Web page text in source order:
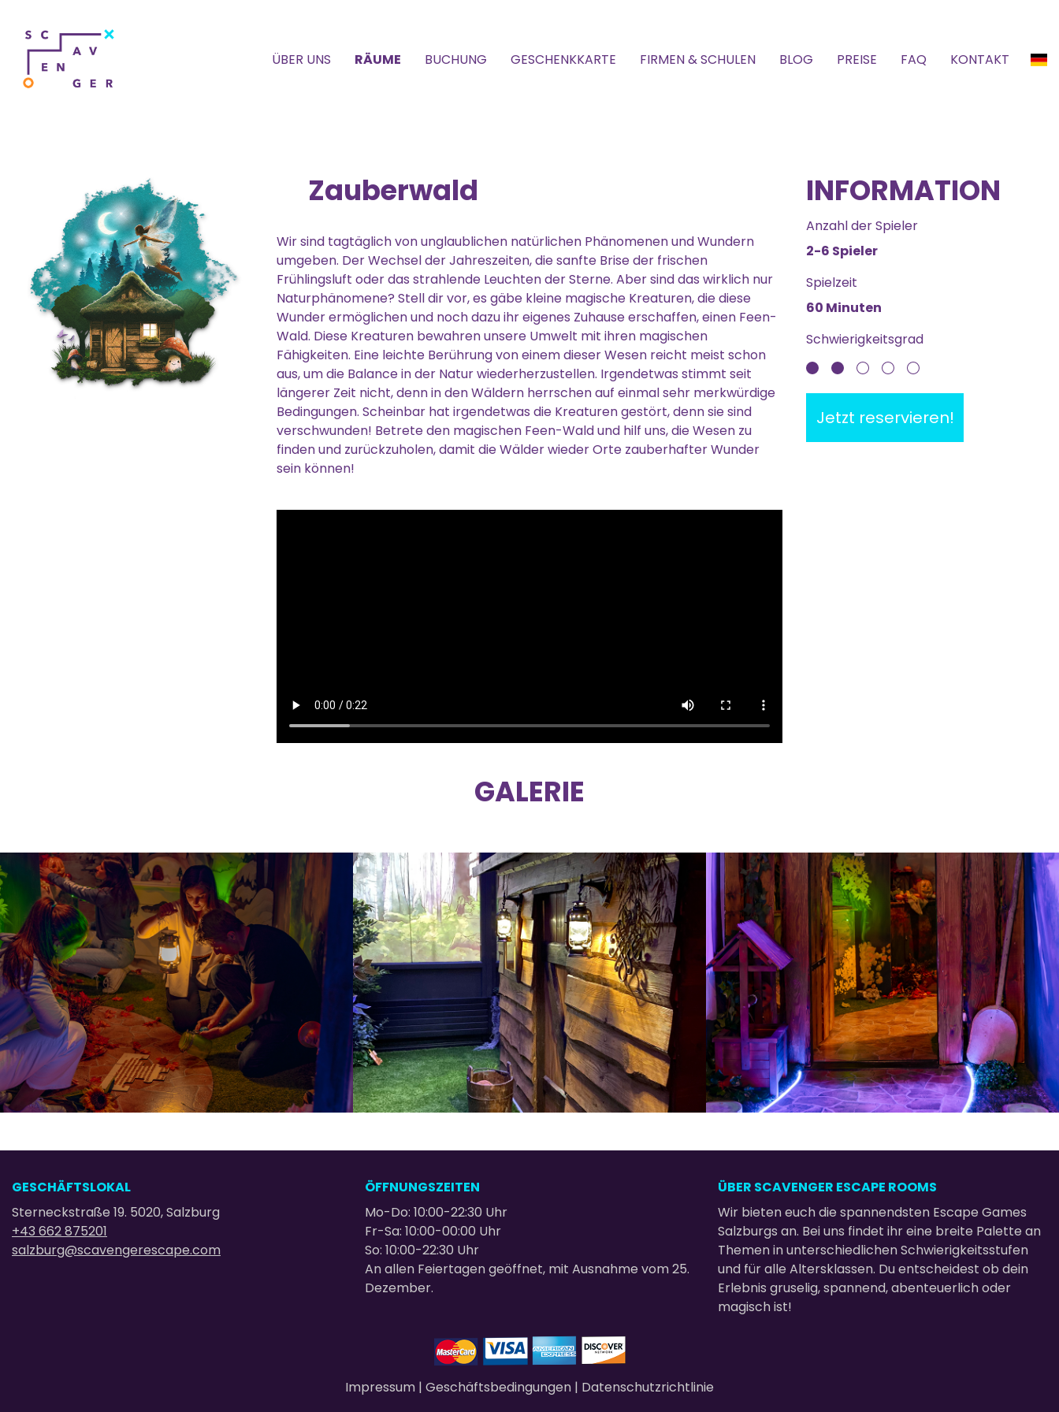
ÜBER UNS RÄUME BUCHUNG GESCHENKKARTE FIRMEN & SCHULEN BLOG PREISE FAQ KONTAKT
Zauberwald
Wir sind tagtäglich von unglaublichen natürlichen Phänomenen und Wundern
umgeben. Der Wechsel der Jahreszeiten, die sanfte Brise der frischen
Frühlingsluft oder das strahlende Leuchten der Sterne. Aber sind das wirklich nur
Naturphänomene? Stell dir vor, es gäbe kleine magische Kreaturen, die diese
Wunder ermöglichen und noch dazu ihr eigenes Zuhause erschaffen, einen Feen-
Wald. Diese Kreaturen bewahren unsere Umwelt mit ihren magischen
Fähigkeiten. Eine leichte Berührung von einem dieser Wesen reicht meist schon
aus, um die Balance in der Natur wiederherzustellen. Irgendetwas stimmt seit
längerer Zeit nicht, denn in den Wäldern herrschen auf einmal sehr merkwürdige
Bedingungen. Scheinbar hat irgendetwas die Kreaturen gestört, denn sie sind
verschwunden! Betrete den magischen Feen-Wald und hilf uns, die Wesen zu
finden und zurückzuholen, damit die Wälder wieder Orte zauberhafter Wunder
sein können!
INFORMATION
Anzahl der Spieler
2-6 Spieler
Spielzeit
60 Minuten
Schwierigkeitsgrad
Jetzt reservieren!
GALERIE
GESCHÄFTSLOKAL
Sterneckstraße 19. 5020, Salzburg
+43 662 875201
salzburg@scavengerescape.com
ÖFFNUNGSZEITEN
Mo-Do: 10:00-22:30 Uhr
Fr-Sa: 10:00-00:00 Uhr
So: 10:00-22:30 Uhr
An allen Feiertagen geöffnet, mit Ausnahme vom 25.
Dezember.
ÜBER SCAVENGER ESCAPE ROOMS
Wir bieten euch die spannendsten Escape Games
Salzburgs an. Bei uns findet ihr eine breite Palette an
Themen in unterschiedlichen Schwierigkeitsstufen
und für alle Altersklassen. Du entscheidest ob dein
Erlebnis gruselig, spannend, abenteuerlich oder
magisch ist!
Impressum | Geschäftsbedingungen | Datenschutzrichtlinie